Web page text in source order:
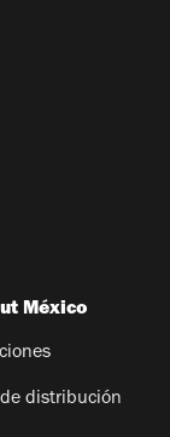
México
distribución